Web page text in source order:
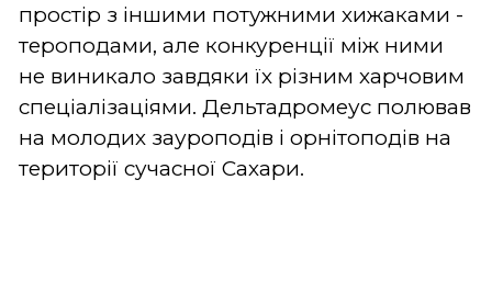
простір з іншими потужними хижаками -
тероподами, але конкуренції між ними
не виникало завдяки їх різним харчовим
спеціалізаціями. Дельтадромеус полював
на молодих зауроподів і орнітоподів на
території сучасної Сахари.